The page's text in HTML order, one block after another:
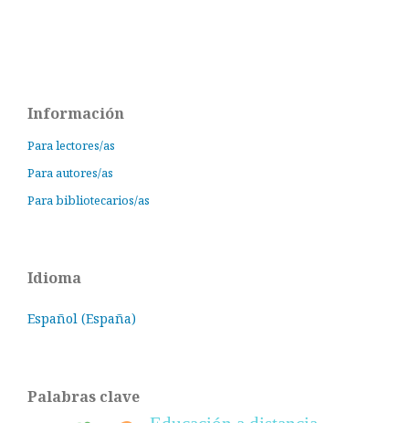
Información
Para lectores/as
Para autores/as
Para bibliotecarios/as
Idioma
Español (España)
Palabras clave